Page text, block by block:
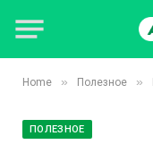
Home » Полезное »
ПОЛЕЗНОЕ